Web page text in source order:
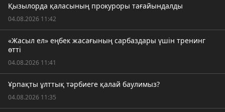
Қызылорда қаласының прокуроры тағайындалды
04.08.2026 11:42
«Жасыл ел» еңбек жасағының сарбаздары үшін тренинг
өтті
04.08.2026 11:41
Ұрпақты ұлттық тәрбиеге қалай баулимыз?
04.08.2026 11:35